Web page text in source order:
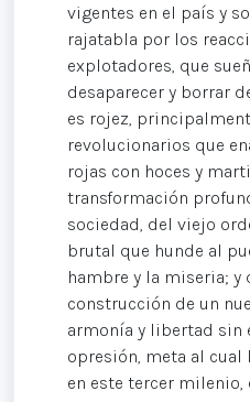
vigentes en el país y
rajatabla por los
explotadores, que
desaparecer y borrar
es rojez,
revolucionarios que
rojas con hoces y
transformación
sociedad, del viejo
brutal que hunde al
hambre y la miseria;
construcción de un
armonía y libertad sin
opresión, meta al cual
en este tercer milenio,